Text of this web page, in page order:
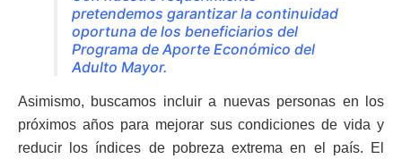
pretendemos garantizar la continuidad
oportuna de los beneficiarios del
Programa de Aporte Económico del
Adulto Mayor.
Asimismo, buscamos incluir a nuevas personas en los
próximos años para mejorar sus condiciones de vida y
reducir los índices de pobreza extrema en el país. El